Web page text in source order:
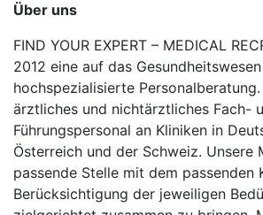
Über uns
FIND YOUR EXPERT – MEDICAL
2012 eine auf das Gesundheitswesen
hochspezialisierte
ärztliches und nichtärztliches Fach-
Führungspersonal an Kliniken in
Österreich und der Schweiz. Unsere
passende Stelle mit dem passenden
Berücksichtigung der jeweiligen